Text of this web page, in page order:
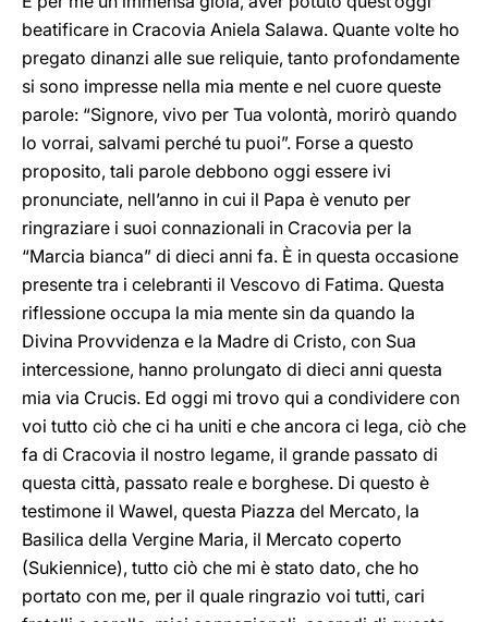
beatificare in Cracovia Aniela Salawa. Quante volte ho
pregato dinanzi alle sue reliquie, tanto profondamente
si sono impresse nella mia mente e nel cuore queste
parole: “Signore, vivo per Tua volontà, morirò quando
lo vorrai, salvami perché tu puoi”. Forse a questo
proposito, tali parole debbono oggi essere ivi
pronunciate, nell’anno in cui il Papa è venuto per
ringraziare i suoi connazionali in Cracovia per la
“Marcia bianca” di dieci anni fa. È in questa occasione
presente tra i celebranti il Vescovo di Fatima. Questa
riflessione occupa la mia mente sin da quando la
Divina Provvidenza e la Madre di Cristo, con Sua
intercessione, hanno prolungato di dieci anni questa
mia via Crucis. Ed oggi mi trovo qui a condividere con
voi tutto ciò che ci ha uniti e che ancora ci lega, ciò che
fa di Cracovia il nostro legame, il grande passato di
questa città, passato reale e borghese. Di questo è
testimone il Wawel, questa Piazza del Mercato, la
Basilica della Vergine Maria, il Mercato coperto
(Sukiennice), tutto ciò che mi è stato dato, che ho
portato con me, per il quale ringrazio voi tutti, cari